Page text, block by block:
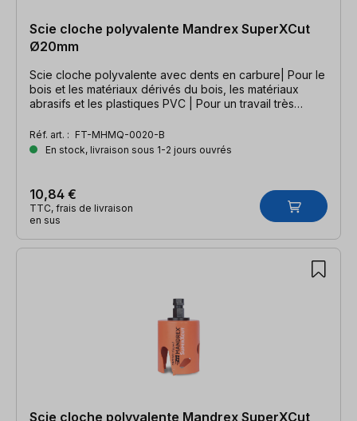
Scie cloche polyvalente Mandrex SuperXCut
Ø20mm
Scie cloche polyvalente avec dents en carbure| Pour le
bois et les matériaux dérivés du bois, les matériaux
abrasifs et les plastiques PVC | Pour un travail très
Réf. art. : FT-MHMQ-0020-B
En stock, livraison sous 1-2 jours ouvrés
10,84 €
TTC, frais de livraison
en sus
Scie cloche polyvalente Mandrex SuperXCut